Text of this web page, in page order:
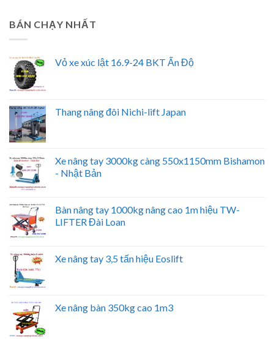
BÁN CHẠY NHẤT
Vỏ xe xúc lật 16.9-24 BKT Ấn Độ
Thang nâng đôi Nichi-lift Japan
Xe nâng tay 3000kg càng 550x1150mm Bishamon
- Nhật Bản
Bàn nâng tay 1000kg nâng cao 1m hiệu TW-
LIFTER Đài Loan
Xe nâng tay 3,5 tấn hiệu Eoslift
Xe nâng bàn 350kg cao 1m3